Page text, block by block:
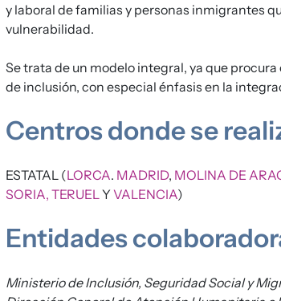
y laboral de familias y personas inmigrantes
vulnerabilidad.
Se trata de un modelo integral, ya que
de inclusión, con especial énfasis en la
Centros donde se
ESTATAL (LORCA. MADRID, MOLINA DE
SORIA, TERUEL YVALENCIA)
Entidades
Ministerio de Inclusión, Seguridad Social y